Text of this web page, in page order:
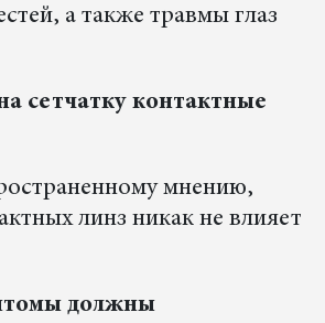
а также травмы глаз
сетчатку контактные
мнению,
линз никак не влияет
должны